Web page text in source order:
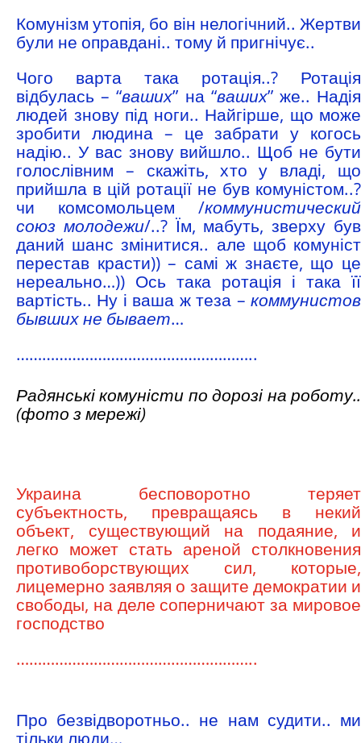
Комунізм утопія, бо він нелогічний.. Жертви
були не оправдані.. тому й пригнічує..
Чого варта така ротація..? Ротація
відбулась – “ваших” на “ваших” же.. Надія
людей знову під ноги.. Найгірше, що може
зробити людина – це забрати у когось
надію.. У вас знову вийшло.. Щоб не бути
голослівним – скажіть, хто у владі, що
прийшла в цій ротації не був комуністом..?
чи комсомольцем /коммунистический
союз молодежи/..? Їм, мабуть, зверху був
даний шанс змінитися.. але щоб комуніст
перестав красти)) – самі ж знаєте, що це
нереально…)) Ось така ротація і така її
вартість.. Ну і ваша ж теза – коммунистов
бывших не бывает…
………………………………………………..
Радянські комуністи по дорозі на роботу..
(фото з мережі)
Украина бесповоротно теряет
субъектность, превращаясь в некий
объект, существующий на подаяние, и
легко может стать ареной столкновения
противоборствующих сил, которые,
лицемерно заявляя о защите демократии и
свободы, на деле соперничают за мировое
господство
………………………………………………..
Про безвідворотньо.. не нам судити.. ми
тільки люди…